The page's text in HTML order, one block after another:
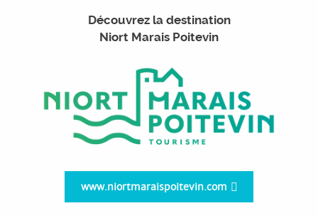
Découvrez la destination
Niort Marais Poitevin
www.niortmaraispoitevin.com